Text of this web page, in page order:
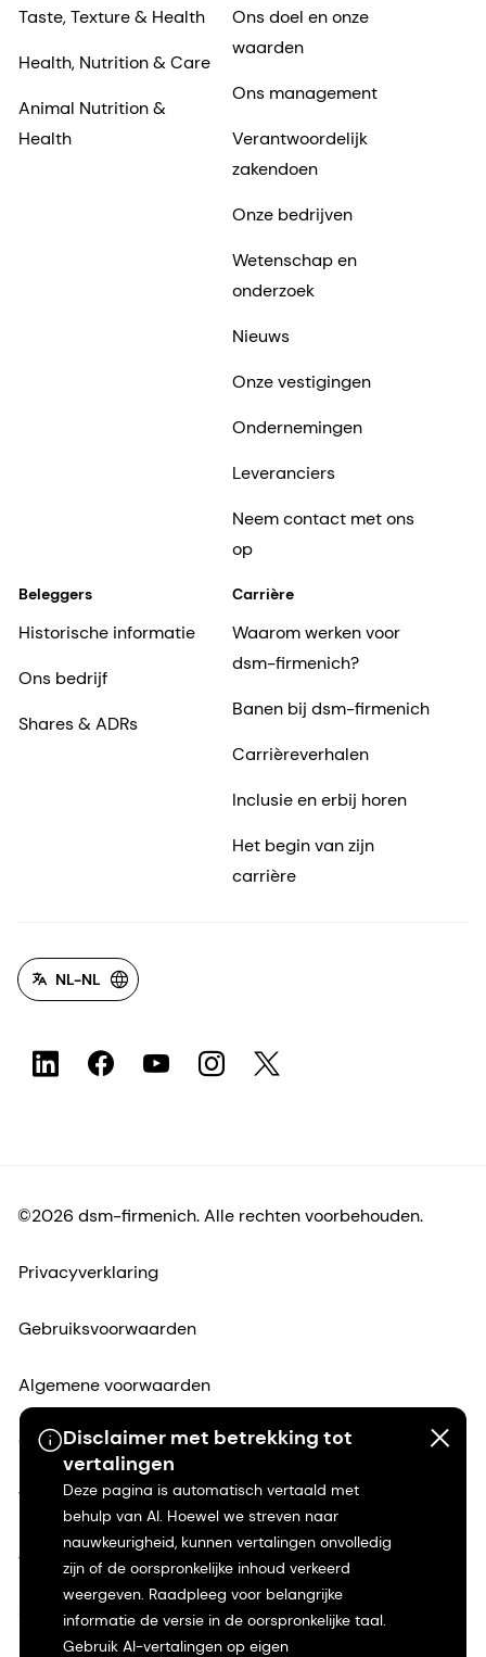
Disclaimer met betrekking tot
vertalingen
Deze pagina is automatisch vertaald met
behulp van AI. Hoewel we streven naar
nauwkeurigheid, kunnen vertalingen onvolledig
zijn of de oorspronkelijke inhoud verkeerd
weergeven. Raadpleeg voor belangrijke
informatie de versie in de oorspronkelijke taal.
Gebruik AI-vertalingen op eigen
Taste, Texture & Health
Health, Nutrition & Care
Animal Nutrition &
Health
Ons doel en onze
waarden
Ons management
Verantwoordelijk
zakendoen
Onze bedrijven
Wetenschap en
onderzoek
Nieuws
Onze vestigingen
Ondernemingen
Leveranciers
Neem contact met ons
op
Beleggers
Historische informatie
Ons bedrijf
Shares & ADRs
Carrière
Waarom werken voor
dsm-firmenich?
Banen bij dsm-firmenich
Carrièreverhalen
Inclusie en erbij horen
Het begin van zijn
carrière
NL-NL
©2026 dsm-firmenich. Alle rechten voorbehouden.
Privacyverklaring
Gebruiksvoorwaarden
Algemene voorwaarden
Californië Transparantie
Toegankelijkheidsverklaring
Juridische informatie
Sitemap